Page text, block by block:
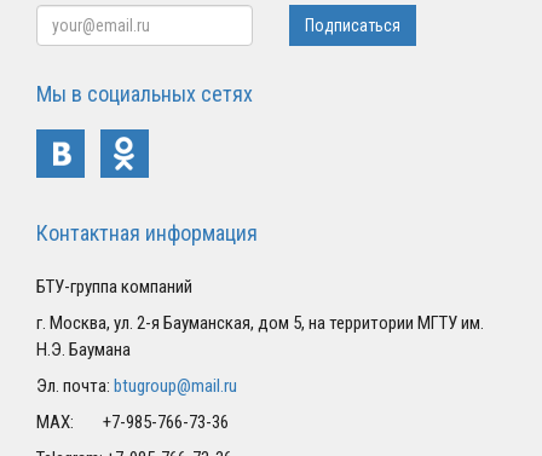
Мы в социальных сетях
Контактная информация
БТУ-группа компаний
г. Москва, ул. 2-я Бауманская, дом 5, на территории МГТУ им.
Н.Э. Баумана
Эл. почта: btugroup@mail.ru
MAX: +7-985-766-73-36